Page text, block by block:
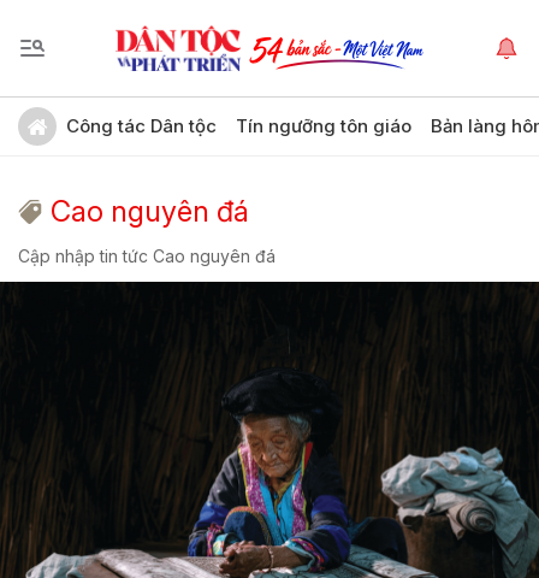
Công tác Dân tộc Tín ngưỡng tôn giáo Bản làng
Cao nguyên đá
Cập nhập tin tức Cao nguyên đá